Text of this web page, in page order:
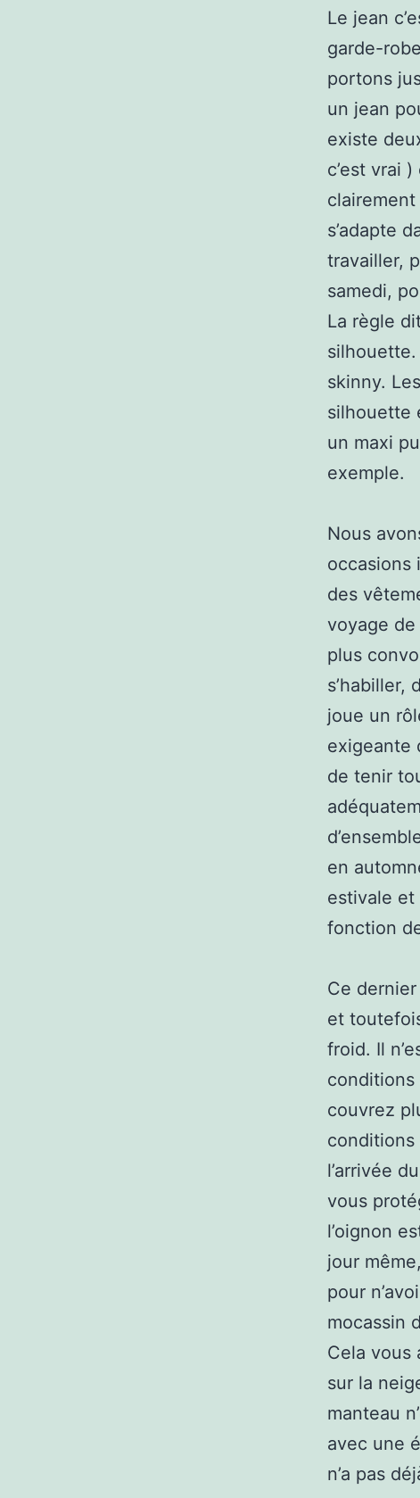
Le jean
garde-
portons
un jean
existe
c’est vrai
s’adapte
travailler,
samedi,
La règle
skinny.
silhouette
un maxi
exemple.
Nous
occasions
des
voyage
plus
s’habiller,
joue un
exigeante
de tenir
en
estivale et
fonction
Ce
et
froid. Il
conditions
couvrez
conditions
l’arrivée
vous
l’oignon
jour
pour
mocassin
Cela vous
sur la
manteau
avec une
n’a pas